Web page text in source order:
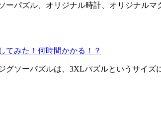
パズル、オリジナル時計、オリジナル
てみた！何時間かかる！？
ソーパズルは、3XLパズルというサイ